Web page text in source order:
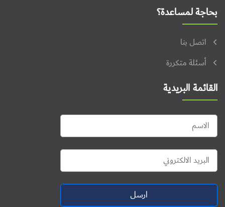
بحاجة لمساعدة؟
اتصل بنا
أسئلة متكررة
القائمة البريدية
ارسل